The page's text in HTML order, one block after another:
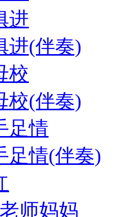
进
进(伴奏)
校
校(伴奏)
足情
足情(伴奏)
师妈妈